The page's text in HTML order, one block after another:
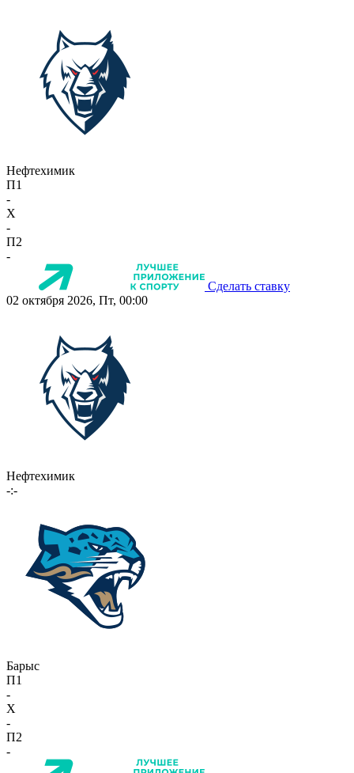
Нефтехимик
П1
-
X
-
П2
-
Сделать ставку
02 октября 2026, Пт, 00:00
Нефтехимик
-:-
Барыс
П1
-
X
-
П2
-